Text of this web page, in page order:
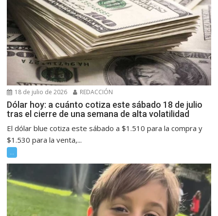
18 de julio de 2026 REDACCIÓN
Dólar hoy: a cuánto cotiza este sábado 18 de julio
tras el cierre de una semana de alta volatilidad
El dólar blue cotiza este sábado a $1.510 para la compra y
$1.530 para la venta,...